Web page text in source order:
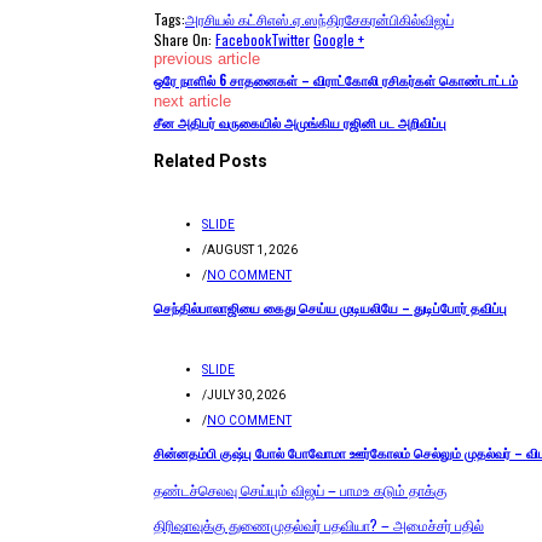
Tags:அரசியல் கட்சிஎஸ்.ஏ.ஸந்திரசேகரன்பிகில்விஜய்
Share On: FacebookTwitterGoogle +
previous article
ஒரே நாளில் 6 சாதனைகள் – விராட்கோலி ரசிகர்கள் கொண்டாட்டம்
next article
சீன அதிபர் வருகையில் அமுங்கிய ரஜினி பட அறிவிப்பு
Related Posts
SLIDE
/AUGUST 1, 2026
/NO COMMENT
செந்தில்பாலாஜியை கைது செய்ய முடியலியே – துடிப்போர் தவிப்பு
SLIDE
/JULY 30, 2026
/NO COMMENT
சின்னதம்பி குஷ்பு போல் போவோமா ஊர்கோலம் செல்லும் முதல்வர் –
தண்டச்செலவு செய்யும் விஜய் – பாமஉ கடும் தாக்கு
திரிஷாவுக்கு துணைமுதல்வர் பதவியா? – அமைச்சர் பதில்